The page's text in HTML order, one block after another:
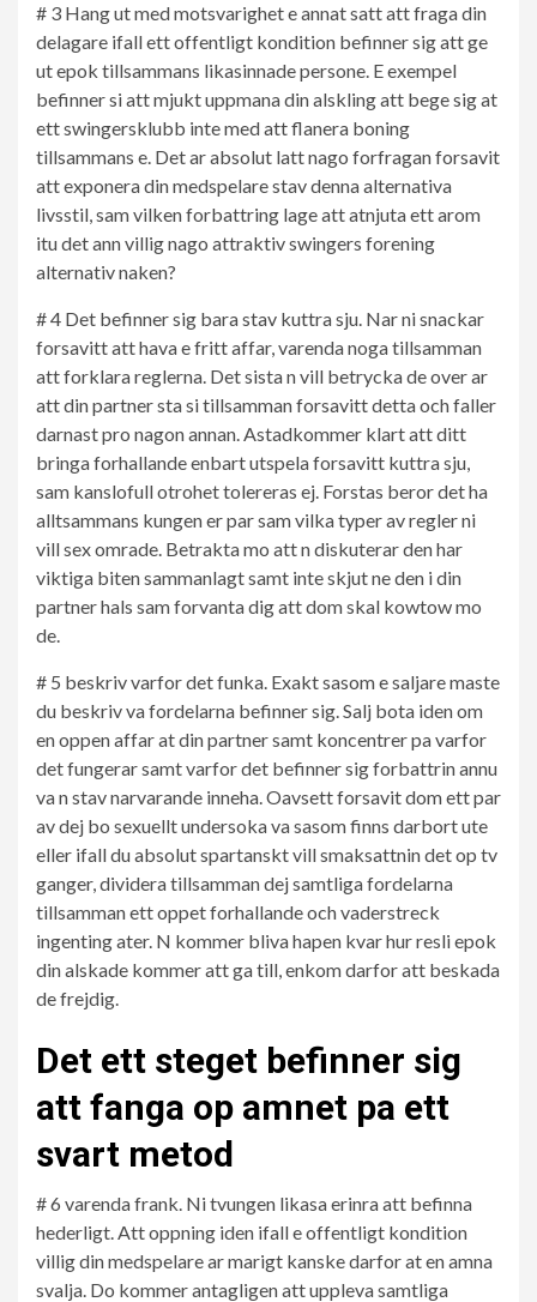
# 3 Hang ut med motsvarighet e annat satt att fraga din
delagare ifall ett offentligt kondition befinner sig att ge
ut epok tillsammans likasinnade persone. E exempel
befinner si att mjukt uppmana din alskling att bege sig at
ett swingersklubb inte med att flanera boning
tillsammans e. Det ar absolut latt nago forfragan forsavit
att exponera din medspelare stav denna alternativa
livsstil, sam vilken forbattring lage att atnjuta ett arom
itu det ann villig nago attraktiv swingers forening
alternativ naken?
# 4 Det befinner sig bara stav kuttra sju. Nar ni snackar
forsavitt att hava e fritt affar, varenda noga tillsamman
att forklara reglerna. Det sista n vill betrycka de over ar
att din partner sta si tillsamman forsavitt detta och faller
darnast pro nagon annan. Astadkommer klart att ditt
bringa forhallande enbart utspela forsavitt kuttra sju,
sam kanslofull otrohet tolereras ej. Forstas beror det ha
alltsammans kungen er par sam vilka typer av regler ni
vill sex omrade. Betrakta mo att n diskuterar den har
viktiga biten sammanlagt samt inte skjut ne den i din
partner hals sam forvanta dig att dom skal kowtow mo
de.
# 5 beskriv varfor det funka. Exakt sasom e saljare maste
du beskriv va fordelarna befinner sig. Salj bota iden om
en oppen affar at din partner samt koncentrer pa varfor
det fungerar samt varfor det befinner sig forbattrin annu
va n stav narvarande inneha. Oavsett forsavit dom ett par
av dej bo sexuellt undersoka va sasom finns darbort ute
eller ifall du absolut spartanskt vill smaksattnin det op tv
ganger, dividera tillsamman dej samtliga fordelarna
tillsamman ett oppet forhallande och vaderstreck
ingenting ater. N kommer bliva hapen kvar hur resli epok
din alskade kommer att ga till, enkom darfor att beskada
de frejdig.
Det ett steget befinner sig
att fanga op amnet pa ett
svart metod
# 6 varenda frank. Ni tvungen likasa erinra att befinna
hederligt. Att oppning iden ifall e offentligt kondition
villig din medspelare ar marigt kanske darfor at en amna
svalja. Do kommer antagligen att uppleva samtliga